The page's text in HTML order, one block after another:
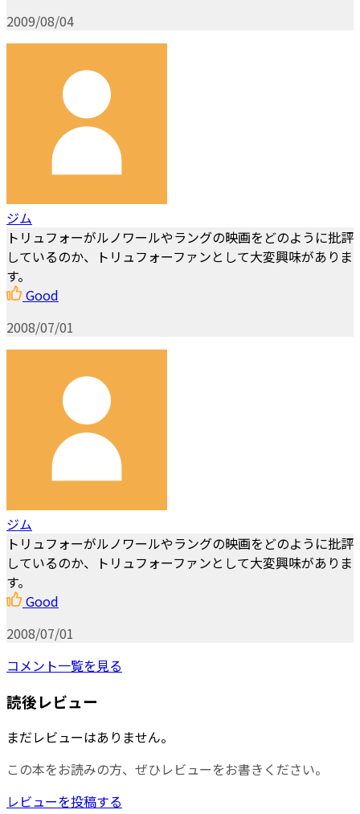
2009/08/04
ジム
トリュフォーがルノワールやラングの映画をどのように批評
しているのか、トリュフォーファンとして大変興味がありま
す。
Good
2008/07/01
ジム
トリュフォーがルノワールやラングの映画をどのように批評
しているのか、トリュフォーファンとして大変興味がありま
す。
Good
2008/07/01
コメント一覧を見る
読後レビュー
まだレビューはありません。
この本をお読みの方、ぜひレビューをお書きください。
レビューを投稿する